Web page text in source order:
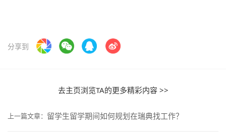
分享到
去主页浏览TA的更多精彩内容 >>
上一篇文章： 留学生留学期间如何规划在瑞典找工作？